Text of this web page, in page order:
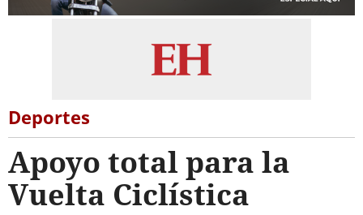
Deportes
Apoyo total para la
Vuelta Ciclística